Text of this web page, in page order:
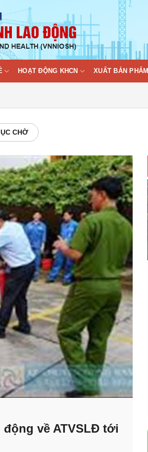
HOẠT ĐỘNG KHCN XUẤT BẢN PHẨM
CHỜ
về ATVSLĐ tới